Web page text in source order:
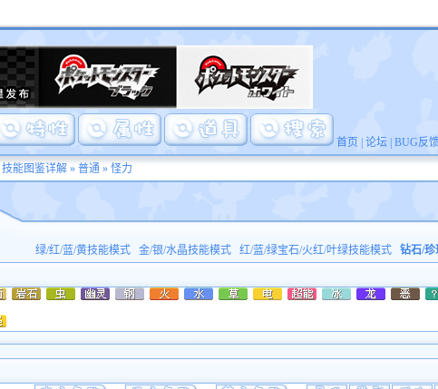
首页 论坛| BUG反
技能图鉴详解» 普通» 怪力
绿/红/蓝/黄技能模式 金/银/水晶技能模式 红/蓝/绿宝石/火红/叶绿技能模式 钻石/珍